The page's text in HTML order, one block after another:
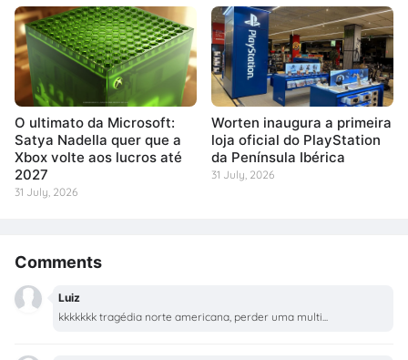
O ultimato da Microsoft:
Satya Nadella quer que a
Xbox volte aos lucros até
2027
31 July, 2026
Worten inaugura a primeira
loja oficial do PlayStation
da Península Ibérica
31 July, 2026
Comments
Luiz
kkkkkkk tragédia norte americana, perder uma multi...